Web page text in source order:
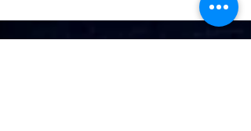
Bayangkan website perusahaan tidak dapat diakses
saat pelanggan sedang melakukan transaksi